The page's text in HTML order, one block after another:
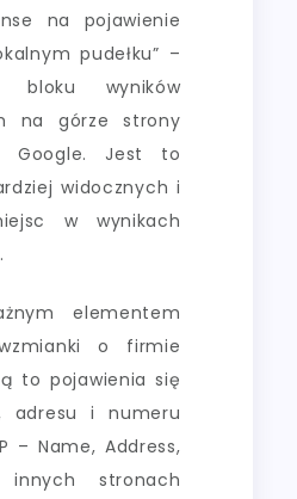
na pojawienie
pudełku” –
bloku wyników
na górze strony
Google. Jest to
widocznych i
w wynikach
elementem
o firmie
to pojawienia się
adresu i numeru
– Name, Address,
stronach